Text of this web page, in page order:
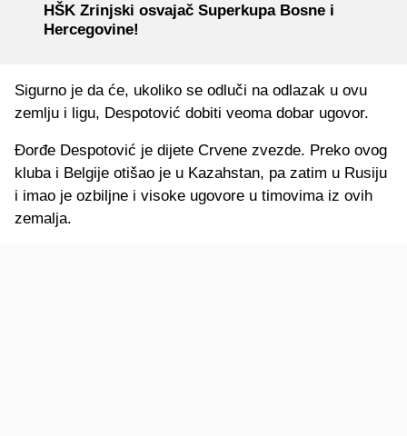
HŠK Zrinjski osvajač Superkupa Bosne i
Hercegovine!
Sigurno je da će, ukoliko se odluči na odlazak u ovu
zemlju i ligu, Despotović dobiti veoma dobar ugovor.
Đorđe Despotović je dijete Crvene zvezde. Preko ovog
kluba i Belgije otišao je u Kazahstan, pa zatim u Rusiju
i imao je ozbiljne i visoke ugovore u timovima iz ovih
zemalja.